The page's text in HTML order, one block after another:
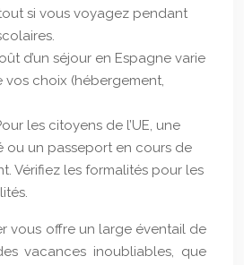
si vous voyagez pendant
d’un séjour en Espagne varie
choix (hébergement,
les citoyens de l’UE, une
ou un passeport en cours de
Vérifiez les formalités pour les
vous offre un large éventail de
vacances inoubliables, que